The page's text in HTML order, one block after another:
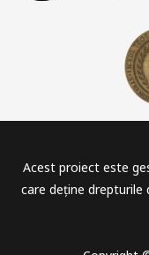
Acest proiect este
care deține